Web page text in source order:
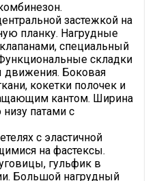
застежкой на
планку. Нагрудные
специальный
складки
движения. Боковая
кокетки полочек и
кантом. Ширина
низу патами с
с эластичной
на фастексы.
гульфик в
Большой нагрудный